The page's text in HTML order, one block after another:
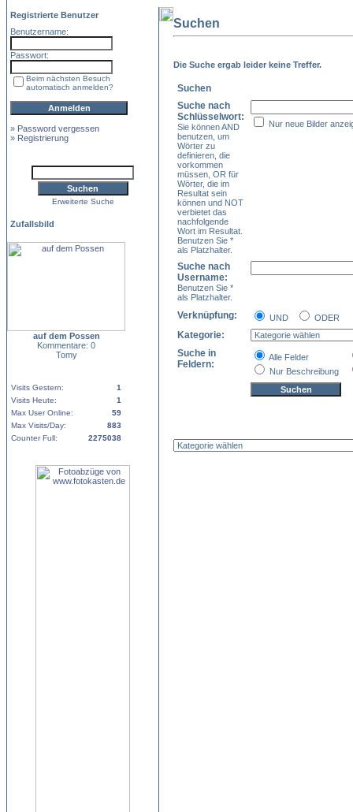
Registrierte Benutzer
Benutzername:
Passwort:
Beim nächsten Besuch
automatisch anmelden?
» Password vergessen
» Registrierung
Erweiterte Suche
Zufallsbild
auf dem Possen
Kommentare: 0
Tomy
Visits Gestern:
1
Visits Heute:
1
Max User Online:
59
Max Visits/Day:
883
Counter Full:
2275038
Suchen
Die Suche ergab leider keine Treffer.
Suchen
Suche nach
Schlüsselwort:
Sie können AND
benutzen, um
Wörter zu
definieren, die
vorkommen
müssen, OR für
Wörter, die im
Resultat sein
können und NOT
verbietet das
nachfolgende
Wort im Resultat.
Benutzen Sie *
als Platzhalter.
Nur neue Bilder
Suche nach
Username:
Benutzen Sie *
als Platzhalter.
Verknüpfung: UND ODER
Kategorie:
Suche in
Feldern:
Alle Felder
Nur Beschreibung